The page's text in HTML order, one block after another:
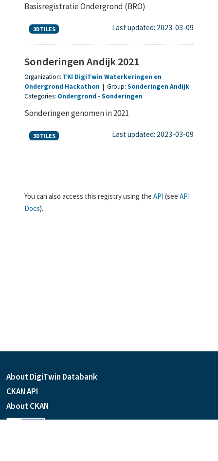
Basisregistratie Ondergrond (BRO)
3DTILES Last updated: 2023-03-09
Sonderingen Andijk 2021
Organization: TKI DigiTwin Waterkeringen en
Ondergrond Hackathon | Group: Sonderingen Andijk
Categories: Ondergrond Sonderingen
Sonderingen genomen in 2021
3DTILES Last updated: 2023-03-09
You can also access this registry using the API (see API
Docs).
About DigiTwin Databank
CKAN API
About CKAN